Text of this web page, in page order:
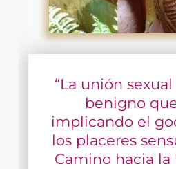
“La unión
benigno
implicando el
los placeres
Camino hacia la